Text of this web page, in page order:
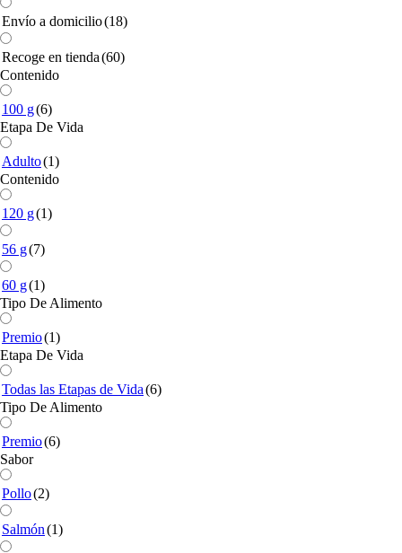
Envío a domicilio(18)
Recoge en tienda(60)
Contenido
100 g(6)
Etapa De Vida
Adulto(1)
Contenido
120 g(1)
56 g(7)
60 g(1)
Tipo De Alimento
Premio(1)
Etapa De Vida
Todas las Etapas de Vida(6)
Tipo De Alimento
Premio(6)
Sabor
Pollo(2)
Salmón(1)